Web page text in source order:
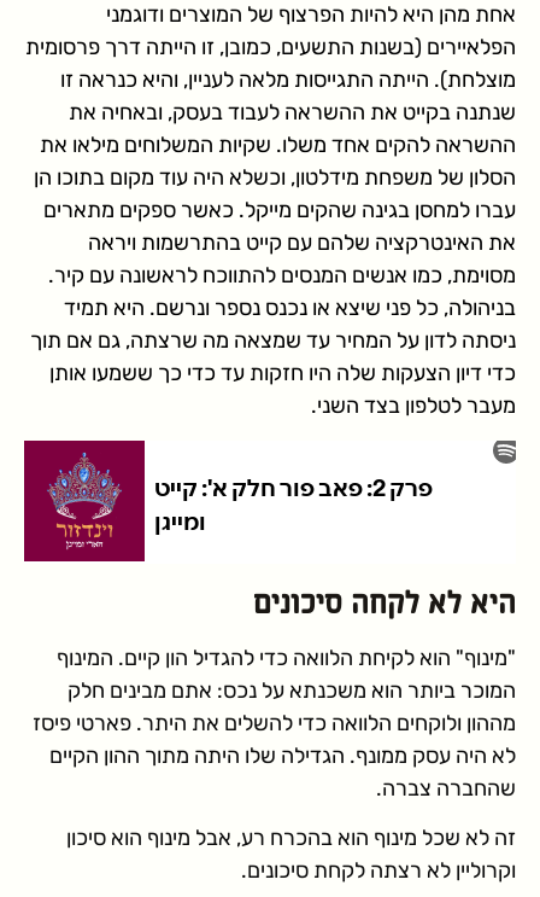
אחת מהן היא להיות הפרצוף של המוצרים ודוגמני
הפלאיירים (בשנות התשעים, כמובן, זו הייתה דרך פרסומית
מוצלחת). הייתה התגייסות מלאה לעניין, והיא כנראה זו
שנתנה בקייט את ההשראה לעבוד בעסק, ובאחיה את
ההשראה להקים אחד משלו. שקיות המשלוחים מילאו את
הסלון של משפחת מידלטון, וכשלא היה עוד מקום בתוכו הן
עברו למחסן בגינה שהקים מייקל. כאשר ספקים מתארים
את האינטרקציה שלהם עם קייט בהתרשמות ויראה
מסוימת, כמו אנשים המנסים להתווכח לראשונה עם קיר.
בניהולה, כל פני שיצא או נכנס נספר ונרשם. היא תמיד
ניסתה לדון על המחיר עד שמצאה מה שרצתה, גם אם תוך
כדי דיון הצעקות שלה היו חזקות עד כדי כך ששמעו אותן
מעבר לטלפון בצד השני.
היא לא לקחה סיכונים
"מינוף" הוא לקיחת הלוואה כדי להגדיל הון קיים. המינוף
המוכר ביותר הוא משכנתא על נכס: אתם מבינים חלק
מההון ולוקחים הלוואה כדי להשלים את היתר. פארטי פיסז
לא היה עסק ממונף. הגדילה שלו היתה מתוך ההון הקיים
שהחברה צברה.
זה לא שכל מינוף הוא בהכרח רע, אבל מינוף הוא סיכון
וקרוליין לא רצתה לקחת סיכונים.